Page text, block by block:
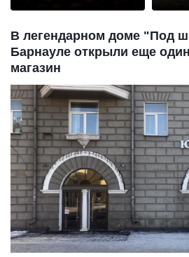
В легендарном доме "Под
Барнауле открыли еще
магазин